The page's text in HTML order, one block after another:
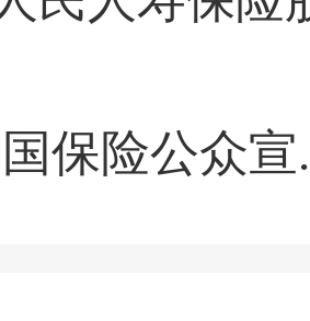
保险公众宣